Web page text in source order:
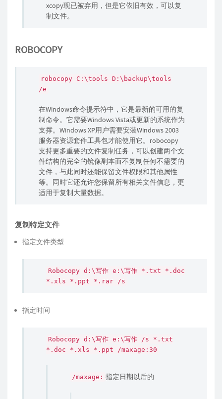
xcopy现已被弃用，但是它依旧有效，可以复
制文件。
ROBOCOPY
robocopy C:\tools D:\backup\tools
/e
在Windows命令提示符中，它是最新的可用的复
制命令。它需要Windows Vista或更新的系统作为
支撑。Windows XP用户需要安装Windows 2003
服务器资源套件工具包才能使用它。robocopy
支持更多重要的文件复制任务，可以创建两个文
件结构的完全的镜像副本而不复制任何不需要的
文件，与此同时还能保留文件权限和其他属性
等。同时它还允许您保留所有相关文件信息，更
适用于复制大量数据。
复制特定文件
指定文件类型
Robocopy d:\写作 e:\写作 *.txt *.doc
*.xls *.ppt *.rar /s
指定时间
Robocopy d:\写作 e:\写作 /s *.txt
*.doc *.xls *.ppt /maxage:30
/maxage: 指定日期以后的